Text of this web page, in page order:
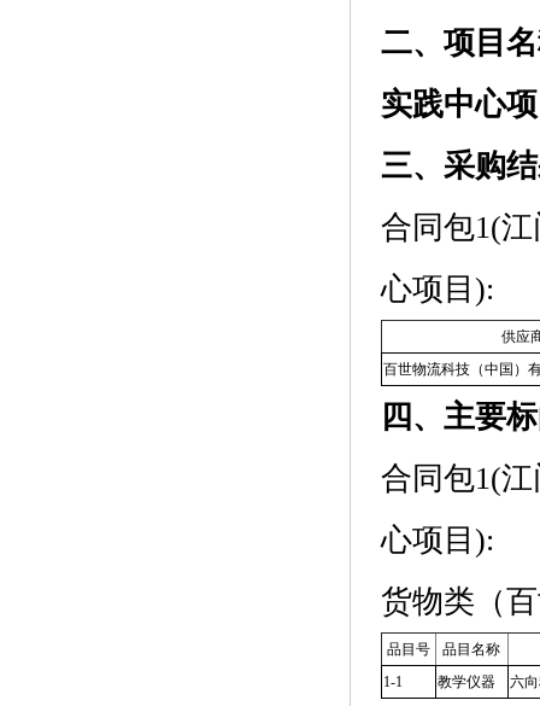
二、项目
实践中心
三、采购
合同包1(
心项目):
供应
百世物流科技（中国）
四、主要
合同包1(
心项目):
货物类（
品目号
品目名称
1-1
教学仪器 六